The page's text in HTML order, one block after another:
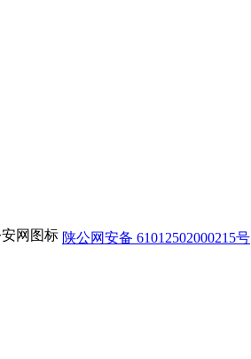
陕公网安备 61012502000215号